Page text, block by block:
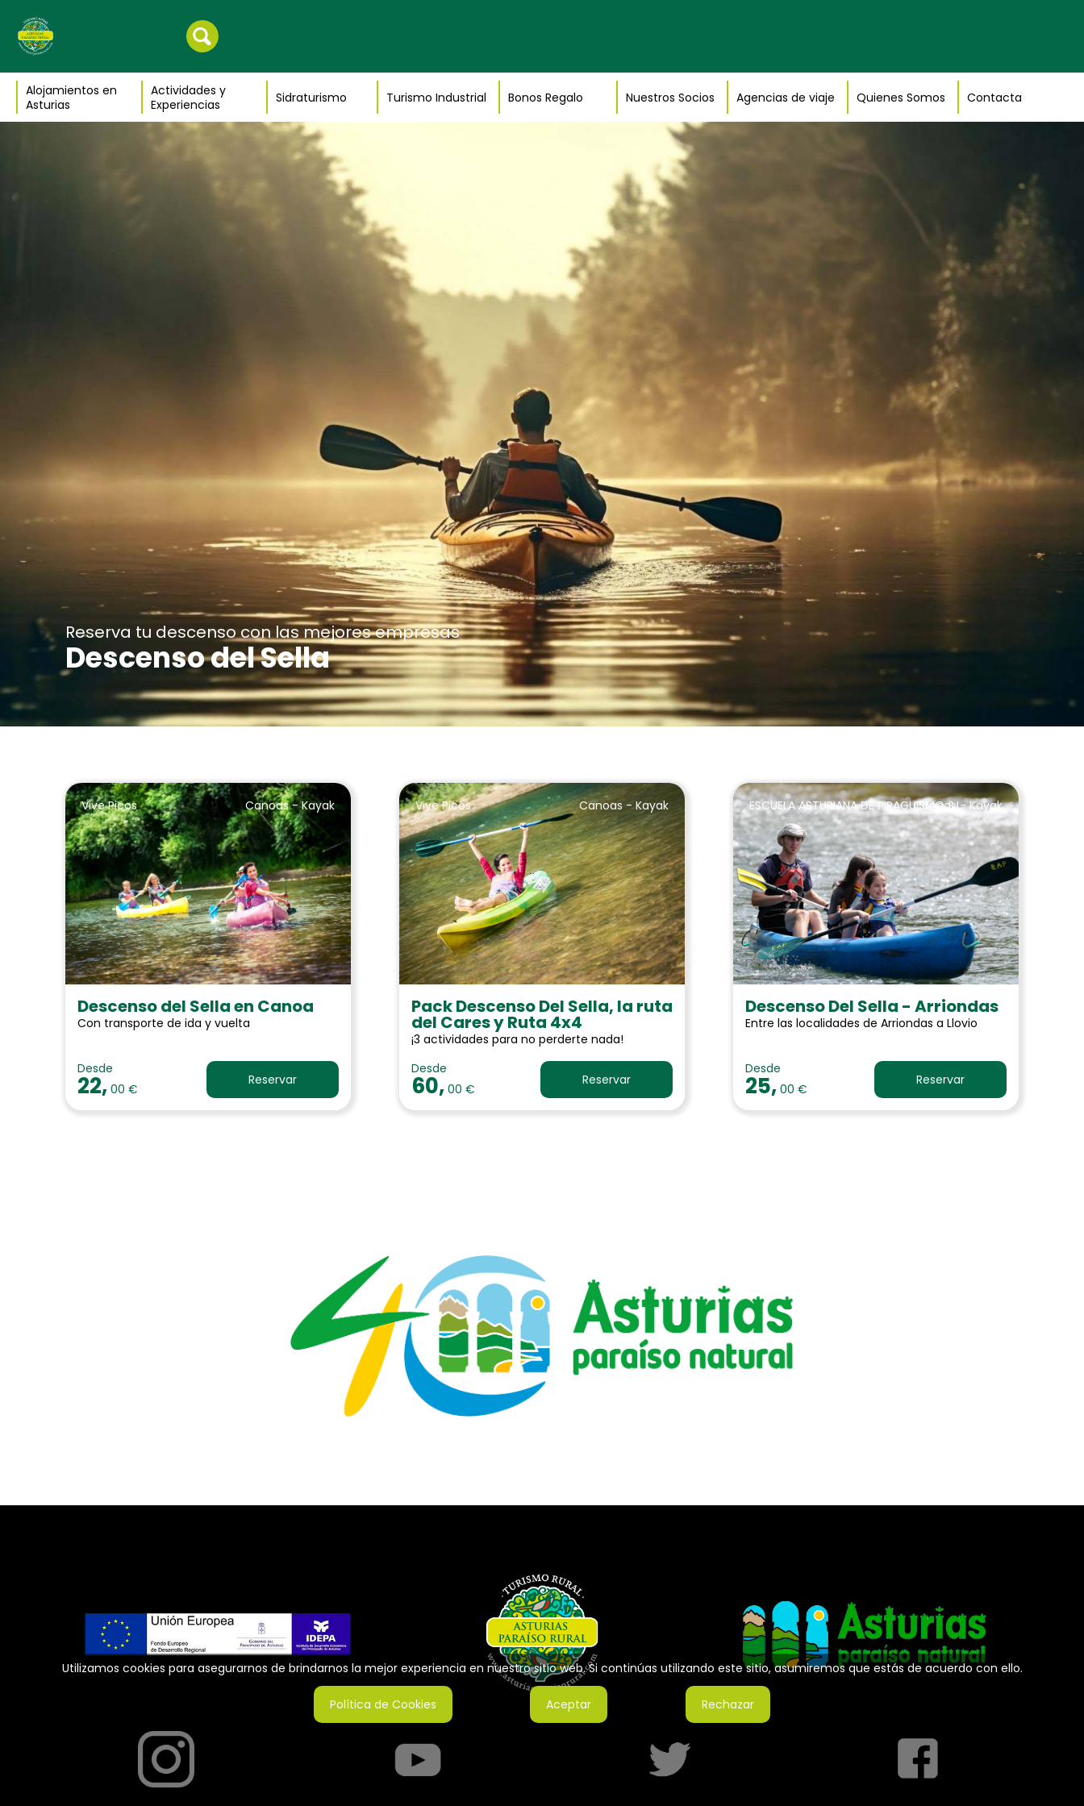
Alojamientos en
Asturias
Actividades y
Experiencias
Sidraturismo Turismo Industrial Bonos Regalo Nuestros Socios Agencias de viaje Quienes Somos Contacta
Reserva tu descenso con las mejores empresas
Descenso del Sella
Vive Picos Canoas - Kayak
Descenso del Sella en Canoa
Con transporte de ida y vuelta
Desde
22, 00 €
Reservar
Vive Picos Canoas - Kayak
Pack Descenso Del Sella, la ruta
del Cares y Ruta 4x4
¡3 actividades para no perderte nada!
Desde
60, 00 €
Reservar
ESCUELA ASTURIANA DE PIRAGUISMO S.L.
Canoas - Kayak
Descenso Del Sella - Arriondas
Entre las localidades de Arriondas a Llovio
Desde
25, 00 €
Reservar
Utilizamos cookies para asegurarnos de brindarnos la mejor experiencia en nuestro sitio web. Si continúas utilizando este sitio, asumiremos que estás de acuerdo con ello.
Política de Cookies Aceptar Rechazar